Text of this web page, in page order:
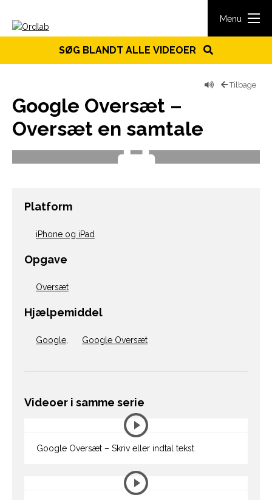
Menu
SØG BLANDT ALLE VIDEOER
Tilbage
Google Oversæt –
Oversæt en samtale
Platform
iPhone og iPad
Opgave
Oversæt
Hjælpemiddel
Google Google Oversæt
Videoer i samme serie
Google Oversæt – Skriv eller indtal tekst